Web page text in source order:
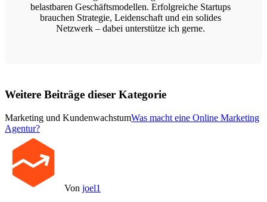
belastbaren Geschäftsmodellen. Erfolgreiche Startups
brauchen Strategie, Leidenschaft und ein solides
Netzwerk – dabei unterstütze ich gerne.
Weitere Beiträge dieser Kategorie
Marketing und KundenwachstumWas macht eine Online Marketing
Agentur?
Von joel1